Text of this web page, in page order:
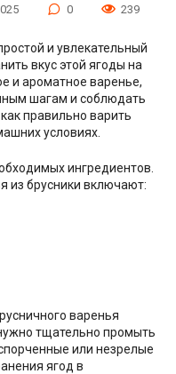
0 239
и увлекательный
вкус этой ягоды на
и ароматное варенье,
шагам и соблюдать
правильно варить
условиях.
ингредиентов.
из брусники включают:
варенья
тщательно промыть
или незрелые
ягод в